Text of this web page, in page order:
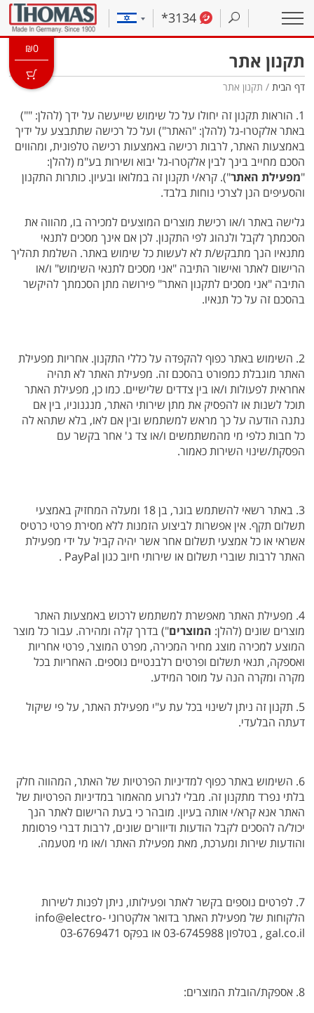
*3134
₪0
תקנון אתר
דף הבית / תקנון אתר
1. הוראות תקנון זה יחולו על כל שימוש שייעשה על ידך (להלן: "")
באתר אלקטרו-גל (להלן: "האתר") ועל כל רכישה שתתבצע על ידיך
באמצעות האתר, לרבות רכישה באמצעות רכישה טלפונית, ומהווים
הסכם מחייב בינך לבין אלקטרו-גל יבוא ושירות בע"מ (להלן:
"מפעילת האתר"). קרא/י תקנון זה במלואו ובעיון. כותרות התקנון
והסעיפים הנן לצרכי נוחות בלבד.
גלישה באתר ו/או רכישת מוצרים המוצעים למכירה בו, מהווה את
הסכמתך לקבל ולנהוג לפי התקנון. לכן אם אינך מסכים לתנאי
מתנאיו הנך מתבקש/ת לא לעשות כל שימוש באתר. השלמת תהליך
הרישום לאתר ואישור התיבה "אני מסכים לתנאי השימוש" ו/או
התיבה "אני מסכים לתקנון האתר" פירושה מתן הסכמתך להיקשר
בהסכם זה על כל תנאיו.
2. השימוש באתר כפוף להקפדה על כללי התקנון. אחריות מפעילת
האתר מוגבלת כמפורט בהסכם זה. מפעילת האתר לא תהיה
אחראית לפעולות ו/או בין צדדים שלישיים. כמו כן, מפעילת האתר
תוכל לשנות או להפסיק את מתן שירותי האתר, מנגנוניו, בין אם
נתנה הודעה על כך מראש למשתמש ובין אם לאו, בלא שתהא לה
כל חבות כלפי מי מהמשתמשים ו/או צד ג' אחר בקשר עם
הפסקת/שינוי השירות כאמור.
3. באתר רשאי להשתמש בוגר, בן 18 ומעלה המחזיק באמצעי
תשלום תקף. אין אפשרות לביצוע הזמנות ללא מסירת פרטי כרטיס
אשראי או כל אמצעי תשלום אחר אשר יהיה קביל על ידי מפעילת
האתר לרבות שוברי תשלום או שירותי חיוב כגון PayPal .
4. מפעילת האתר מאפשרת למשתמש לרכוש באמצעות האתר
מוצרים שונים (להלן: המוצרים") בדרך קלה ומהירה. עבור כל מוצר
המוצע למכירה מוצג מחיר המכירה, מפרט המוצר, פרטי אחריות
ואספקה, תנאי תשלום ופרטים רלבנטיים נוספים. האחריות בכל
מקרה ומקרה הנה על מוסר המידע.
5. תקנון זה ניתן לשינוי בכל עת ע"י מפעילת האתר, על פי שיקול
דעתה הבלעדי.
6. השימוש באתר כפוף למדיניות הפרטיות של האתר, המהווה חלק
בלתי נפרד מתקנון זה. מבלי לגרוע מהאמור במדיניות הפרטיות של
האתר אנא קרא/י אותה בעיון. מובהר כי בעת הרישום לאתר הנך
יכול/ה להסכים לקבל הודעות ודיוורים שונים, לרבות דברי פרסומת
והודעות שירות ומערכת, מאת מפעילת האתר ו/או מי מטעמה.
7. לפרטים נוספים בקשר לאתר ופעילותו, ניתן לפנות לשירות
הלקוחות של מפעילת האתר בדואר אלקטרוני info@electro-
gal.co.il , בטלפון 03-6745988 או בפקס 03-6769471
8. אספקת/הובלת המוצרים: